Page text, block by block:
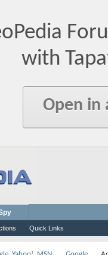
with
Open in
Quick Links